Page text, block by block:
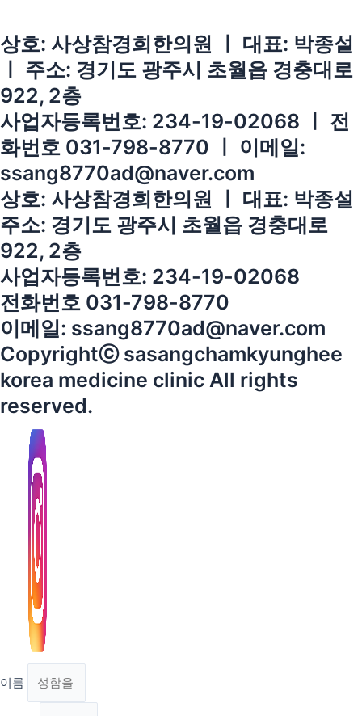
상호: 사상참경희한의원 ㅣ 대표: 박종설
ㅣ 주소: 경기도 광주시 초월읍 경충대로
922, 2층
사업자등록번호: 234-19-02068 ㅣ 전
화번호 031-798-8770 ㅣ 이메일:
ssang8770ad@naver.com
상호: 사상참경희한의원 ㅣ 대표: 박종설
주소: 경기도 광주시 초월읍 경충대로
922, 2층
사업자등록번호: 234-19-02068
전화번호 031-798-8770
이메일: ssang8770ad@naver.com
Copyrightⓒ sasangchamkyunghee
korea medicine clinic All rights
reserved.
이름